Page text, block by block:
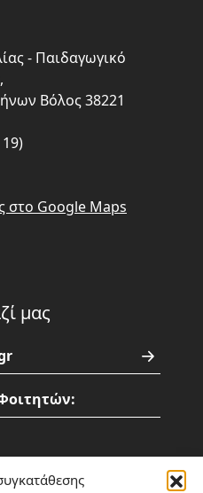
- Παιδαγωγικό
Βόλος 38221
στο Google Maps
μας